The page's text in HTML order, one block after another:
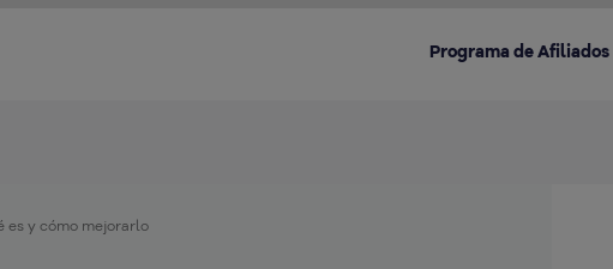
Programa de Afiliados
es y cómo mejorarlo